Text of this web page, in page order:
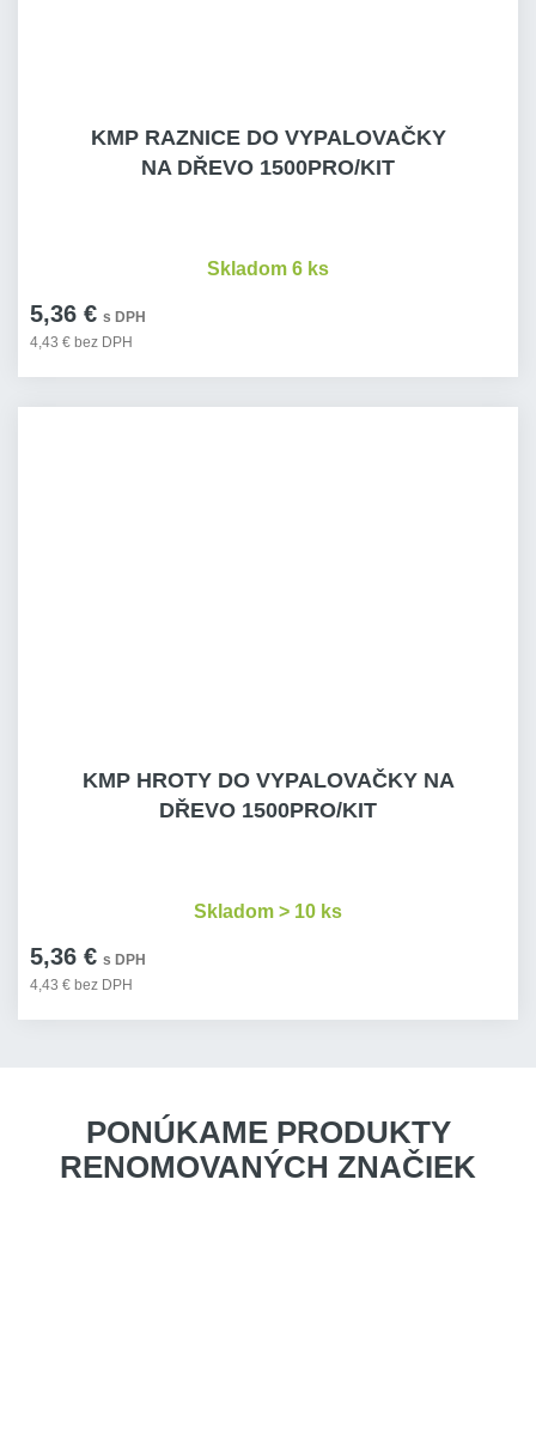
KMP RAZNICE DO VYPALOVAČKY
NA DŘEVO 1500PRO/KIT
5,36 € s DPH
4,43 € bez DPH
Skladom 6 ks
KMP HROTY DO VYPALOVAČKY NA
DŘEVO 1500PRO/KIT
5,36 € s DPH
4,43 € bez DPH
Skladom > 10 ks
PONÚKAME PRODUKTY
RENOMOVANÝCH ZNAČIEK